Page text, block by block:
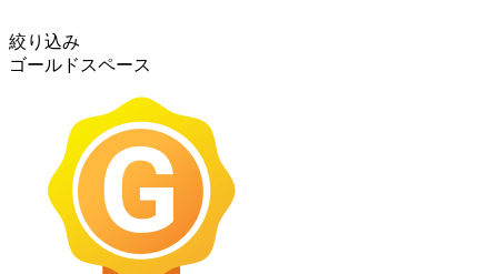
絞り込み
ゴールドスペース